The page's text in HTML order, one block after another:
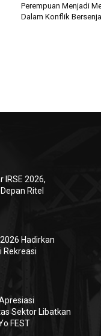
Perempuan Menjadi
Dalam Konflik
IRSE 2026,
Ritel
Hadirkan
Rekreasi
Sektor Libatkan
FEST